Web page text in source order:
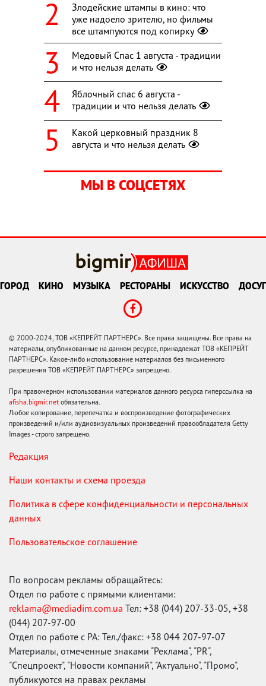
Злодейские штампы в кино: что
уже надоело зрителю, но фильмы
все штампуются под копирку
Медовый Спас 1 августа - традиции
и что нельзя делать
Яблочный спас 6 августа -
традиции и что нельзя делать
Какой церковный праздник 8
августа и что нельзя делать
МЫ В СОЦСЕТЯХ
ГОРОД КИНО МУЗЫКА РЕСТОРАНЫ ИСКУССТВО ДОСУГ
© 2000-2024, ТОВ «КЕПРЕЙТ ПАРТНЕРС». Все права защищены. Все права на
материалы, опубликованные на данном ресурсе, принадлежат ТОВ «КЕПРЕЙТ
ПАРТНЕРС». Какое-либо использование материалов без письменного
разрешения ТОВ «КЕПРЕЙТ ПАРТНЕРС» запрещено.
При правомерном использовании материалов данного ресурса гиперссылка на
afisha.bigmir.net обязательна.
Любое копирование, перепечатка и воспроизведение фотографических
произведений и/или аудиовизуальных произведений правообладателя Getty
Images - строго запрещено.
Редакция
Наши контакты и схема проезда
Политика в сфере конфиденциальности и персональных
данных
Пользовательское соглашение
По вопросам рекламы обращайтесь:
Отдел по работе с прямыми клиентами:
reklama@mediadim.com.ua Тел: +38 (044) 207-33-05, +38
(044) 207-97-00
Отдел по работе с РА: Тел./факс: +38 044 207-97-07
Материалы, отмеченные знаками "Реклама", "PR",
"Спецпроект", "Новости компаний", "Актуально", "Промо",
публикуются на правах рекламы